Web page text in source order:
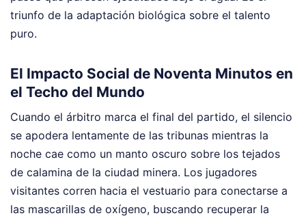
triunfo de la adaptación biológica sobre el talento
puro.
El Impacto Social de Noventa Minutos en
el Techo del Mundo
Cuando el árbitro marca el final del partido, el silencio
se apodera lentamente de las tribunas mientras la
noche cae como un manto oscuro sobre los tejados
de calamina de la ciudad minera. Los jugadores
visitantes corren hacia el vestuario para conectarse a
las mascarillas de oxígeno, buscando recuperar la